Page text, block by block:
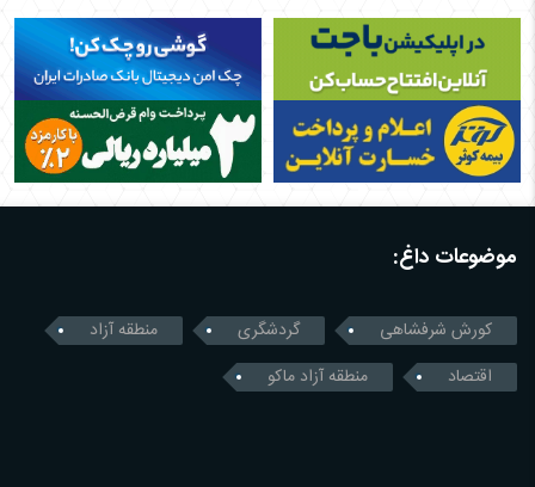
موضوعات داغ:
کورش شرفشاهی گردشگری
منطقه آزاد
اقتصاد
منطقه آزاد ماکو